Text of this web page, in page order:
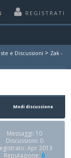
REGISTRATI
e Discussioni > Zak -
Modi discussione
Messaggi: 10
Discussioni: 0
Apr 2013
Reputazione: 0